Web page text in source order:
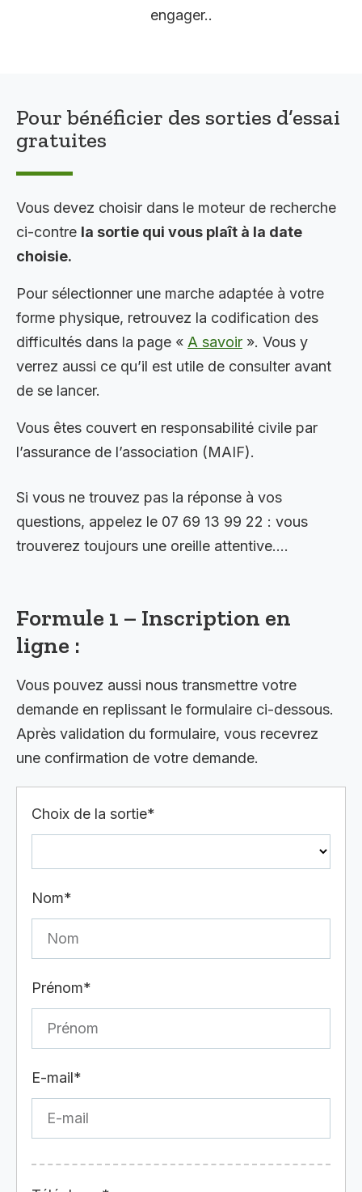
engager..
Pour bénéficier des sorties d’essai
gratuites
Vous devez choisir dans le moteur de recherche
ci-contre la sortie qui vous plaît à la date
choisie.
Pour sélectionner une marche adaptée à votre
forme physique, retrouvez la codification des
difficultés dans la page « A savoir ». Vous y
verrez aussi ce qu’il est utile de consulter avant
de se lancer.
Vous êtes couvert en responsabilité civile par
l’assurance de l’association (MAIF).
Si vous ne trouvez pas la réponse à vos
questions, appelez le 07 69 13 99 22 : vous
trouverez toujours une oreille attentive….
Formule 1 – Inscription en
ligne :
Vous pouvez aussi nous transmettre votre
demande en replissant le formulaire ci-dessous.
Après validation du formulaire, vous recevrez
une confirmation de votre demande.
Choix de la sortie*
Nom*
Prénom*
E-mail*